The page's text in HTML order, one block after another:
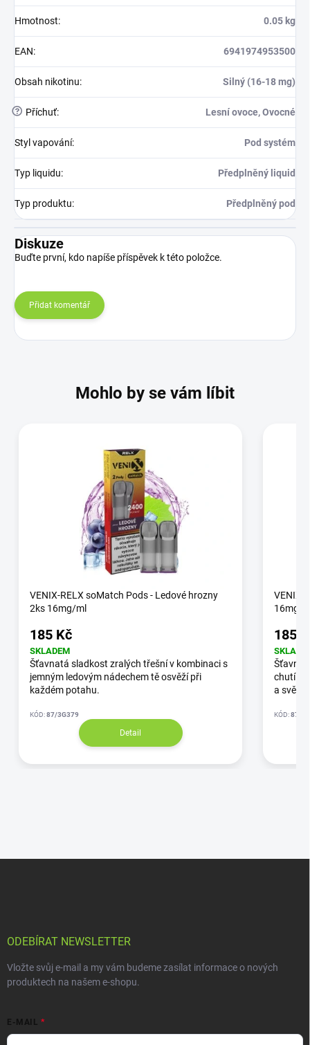
Hmotnost: 0.05 kg
EAN: 6941974953500
Obsah nikotinu: Silný (16-18 mg)
? Příchuť: Lesní ovoce, Ovocné
Styl vapování: Pod systém
Typ liquidu: Předplněný liquid
Typ produktu: Předplněný pod
Diskuze
Buďte první, kdo napíše příspěvek k této položce.
Přidat komentář
Mohlo by se vám líbit
VENIX-RELX soMatch Pods - Ledové hrozny
2ks 16mg/ml
185 Kč
SKLADEM
Šťavnatá sladkost zralých třešní v kombinaci s
jemným ledovým nádechem tě osvěží při
každém potahu.
KÓD:87/3G379
Detail
VENIX-
16mg/
185
chutí.
a
KÓD:87/
ODEBÍRAT NEWSLETTER
Vložte svůj e-mail a my vám budeme zasílat informace o nových
produktech na našem e-shopu.
E-MAIL